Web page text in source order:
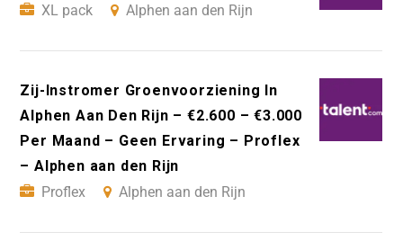
XL pack
Alphen aan den Rijn
Zij-Instromer Groenvoorziening In
Alphen Aan Den Rijn – €2.600 – €3.000
Per Maand – Geen Ervaring – Proflex
– Alphen aan den Rijn
Proflex
Alphen aan den Rijn